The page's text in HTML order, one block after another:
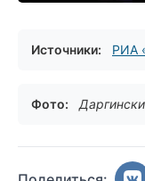
Источники: РИА
Фото: